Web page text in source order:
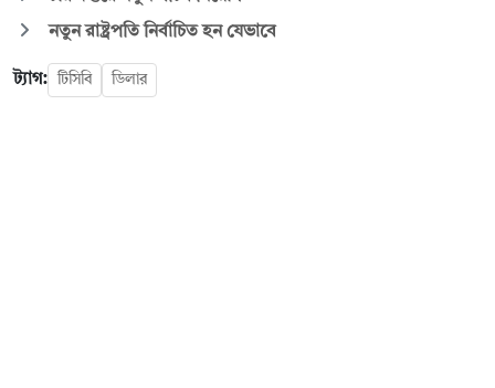
নতুন রাষ্ট্রপতি নির্বাচিত হন যেভাবে
ট্যাগ: টিসিবি ডিলার